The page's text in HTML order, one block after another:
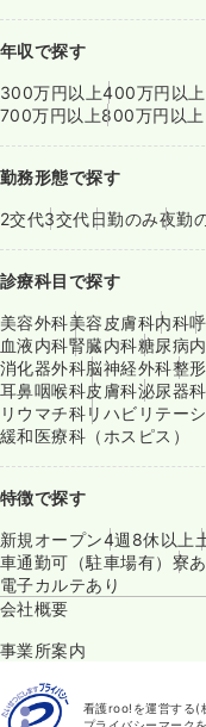
年収で探す
300万円以上400万円以上
700万円以上800万円以上
勤務形態で探す
2交代3交代日勤のみ夜勤
診療科目で探す
美容外科美容皮膚科内科
血液内科腎臓内科糖尿病
消化器外科脳神経外科整
耳鼻咽喉科皮膚科泌尿器科
リウマチ科リハビリテー
緩和医療科（ホスピス）
特徴で探す
新規オープン4週8休以上
車通勤可（駐車場有） 寮
電子カルテあり
会社概要
事業所案内
看護roo!を運営する(